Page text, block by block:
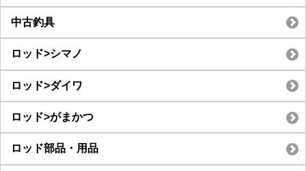
中古釣具
ロッド>シマノ
ロッド>ダイワ
ロッド>がまかつ
ロッド部品・用品